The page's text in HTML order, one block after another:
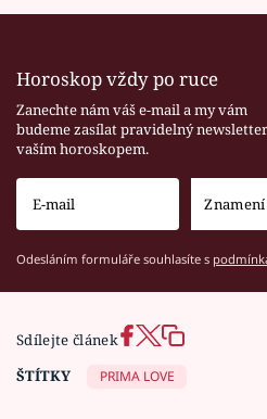
Horoskop vždy po ruce
Zanechte nám váš e-mail a my vám
budeme zasílat pravidelný
vaším horoskopem.
Odesláním formuláře souhlasíte s
Sdílejte článek
ŠTÍTKY
PRIMA LOVE